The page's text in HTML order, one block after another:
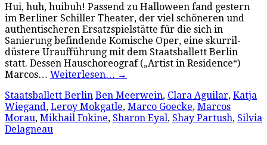
Hui, huh, huibuh! Passend zu Halloween fand gestern
im Berliner Schiller Theater, der viel schöneren und
authentischeren Ersatzspielstätte für die sich in
Sanierung befindende Komische Oper, eine skurril-
düstere Uraufführung mit dem Staatsballett Berlin
statt. Dessen Hauschoreograf („Artist in Residence“)
Marcos… Weiterlesen… →
Staatsballett Berlin Ben Meerwein, Clara Aguilar, Katja
Wiegand, Leroy Mokgatle, Marco Goecke, Marcos
Morau, Mikhail Fokine, Sharon Eyal, Shay Partush, Silvia
Delagneau